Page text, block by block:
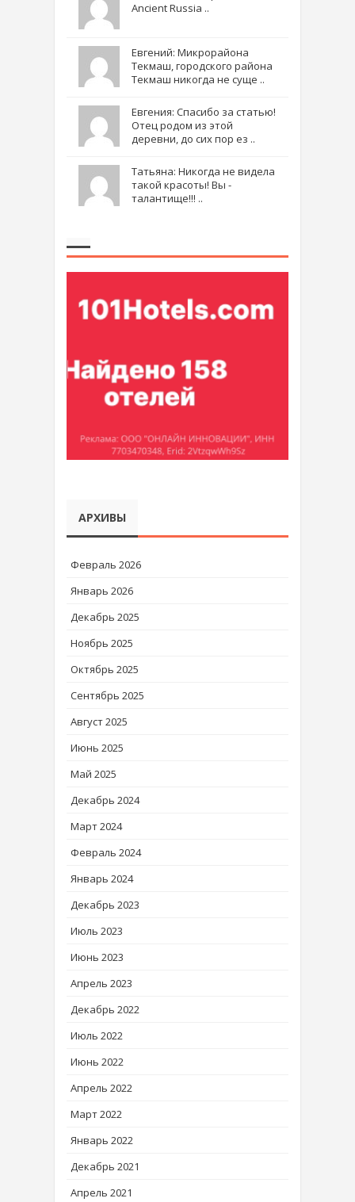
Ancient Russia ..
Евгений: Микрорайона
Текмаш, городского района
Текмаш никогда не суще ..
Евгения: Спасибо за статью!
Отец родом из этой
деревни, до сих пор ез ..
Татьяна: Никогда не видела
такой красоты! Вы -
талантище!!! ..
АРХИВЫ
Февраль 2026
Январь 2026
Декабрь 2025
Ноябрь 2025
Октябрь 2025
Сентябрь 2025
Август 2025
Июнь 2025
Май 2025
Декабрь 2024
Март 2024
Февраль 2024
Январь 2024
Декабрь 2023
Июль 2023
Июнь 2023
Апрель 2023
Декабрь 2022
Июль 2022
Июнь 2022
Апрель 2022
Март 2022
Январь 2022
Декабрь 2021
Апрель 2021